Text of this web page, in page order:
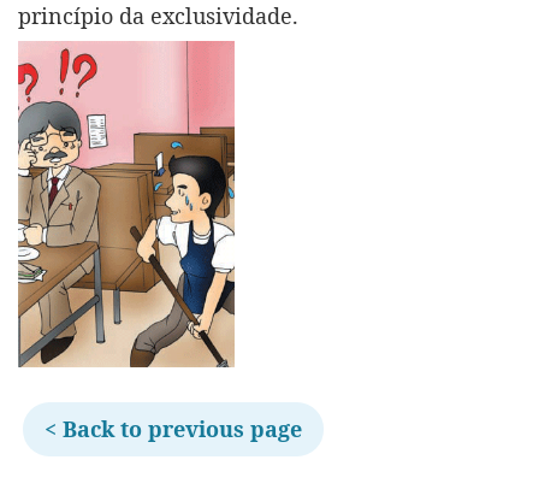
princípio da exclusividade.
< Back to previous page